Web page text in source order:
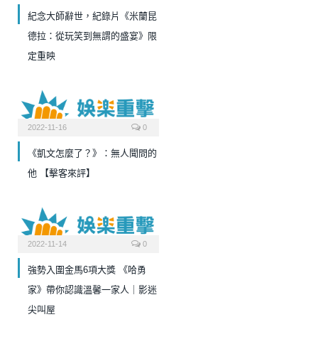
紀念大師辭世，紀錄片《米蘭昆
德拉：從玩笑到無謂的盛宴》限
定重映
2022-11-16 0
《凱文怎麼了？》：無人聞問的
他 【擊客來評】
2022-11-14 0
強勢入圍金馬6項大獎 《哈勇
家》帶你認識溫馨一家人｜影迷
尖叫屋